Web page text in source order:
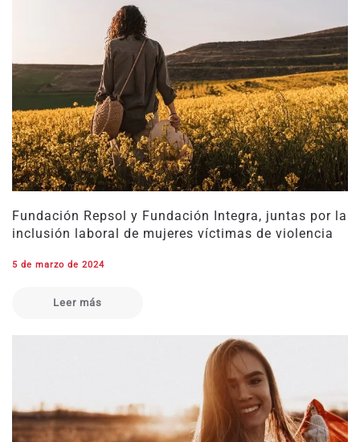
Fundación Repsol y Fundación Integra, juntas por la
inclusión laboral de mujeres víctimas de violencia
5 de marzo de 2024
Leer más